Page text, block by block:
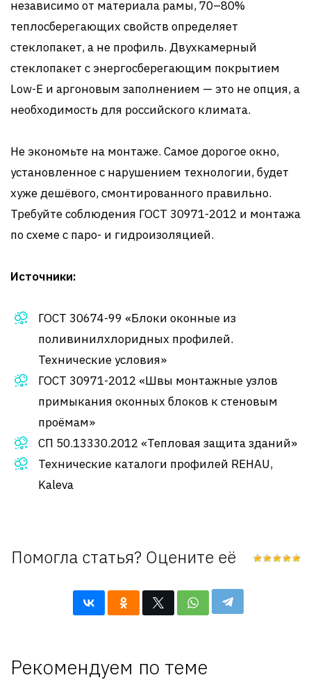
независимо от материала рамы, 70–80%
теплосберегающих свойств определяет
стеклопакет, а не профиль. Двухкамерный
стеклопакет с энергосберегающим покрытием
Low-E и аргоновым заполнением — это не опция, а
необходимость для российского климата.
Не экономьте на монтаже. Самое дорогое окно,
установленное с нарушением технологии, будет
хуже дешёвого, смонтированного правильно.
Требуйте соблюдения ГОСТ 30971-2012 и монтажа
по схеме с паро- и гидроизоляцией.
Источники:
ГОСТ 30674-99 «Блоки оконные из
поливинилхлоридных профилей.
Технические условия»
ГОСТ 30971-2012 «Швы монтажные узлов
примыкания оконных блоков к стеновым
проёмам»
СП 50.13330.2012 «Тепловая защита зданий»
Технические каталоги профилей REHAU,
Kaleva
Помогла статья? Оцените её
Рекомендуем по теме